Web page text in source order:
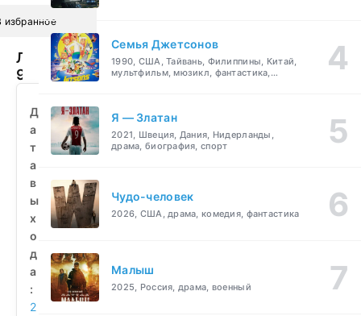
избранное
Люблю
9
(2010)
смотреть
бесплатно
Д
а
т
а
в
ы
х
о
д
а
:
2
Семья Джетсонов
1990, США, Тайвань, Филиппины, Китай,
мультфильм, мюзикл, фантастика,
Я — Златан
2021, Швеция, Дания, Нидерланды,
драма, биография, спорт
Чудо-человек
2026, США, драма, комедия, фантастика
Малыш
2025, Россия, драма, военный